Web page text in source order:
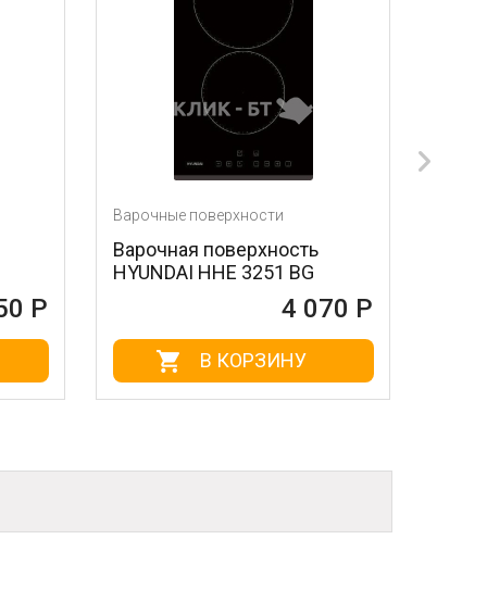
Варочные поверхности
Варочная поверхность
HYUNDAI HHE 3251 BG
4 070 Р
В КОРЗИНУ